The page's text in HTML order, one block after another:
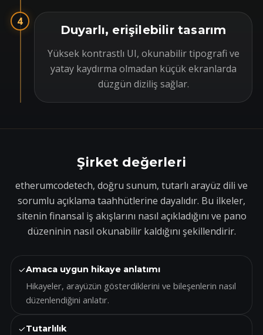
4
Duyarlı, erişilebilir tasarım
Yüksek kontrastlı UI, okunabilir tipografi ve
yatay kaydırma olmadan küçük ekranlarda
düzgün diziliş sağlar.
Şirket değerleri
etherumcodetech, doğru sunum, tutarlı arayüz dili ve
sorumlu açıklama taahhütlerine dayalıdır. Bu ilkeler,
sitenin finansal iş akışlarını nasıl açıkladığını ve pano
düzeninin nasıl okunabilir kaldığını şekillendirir.
✓Amaca uygun hikaye anlatımı
Hikayeler, arayüzün gösterdiklerini ve bileşenlerin nasıl
düzenlendiğini anlatır.
✓Tutarlılık